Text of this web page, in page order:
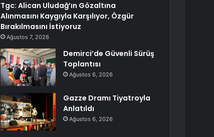
Tgc: Alican Uludağ’ın Gözaltına
Alınmasını Kaygıyla Karşılıyor, Özgür
Bırakılmasını İstiyoruz
Ağustos 7, 2026
Demirci’de Güvenli Sürüş
Toplantısı
Ağustos 6, 2026
Gazze Dramı Tiyatroyla
Anlatıldı
Ağustos 6, 2026